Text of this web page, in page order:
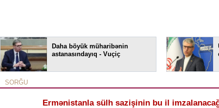
Daha böyük müharibənin
astanasındayıq - Vuçiç
SORĞU
Ermənistanla sülh sazişinin bu il